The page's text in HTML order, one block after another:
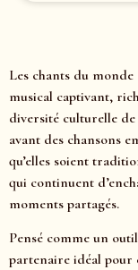
Les chants du
musical captivant,
diversité culturelle
avant des chansons
qu’elles soient
qui continuent
moments partagés.
Pensé comme un
partenaire idéal pour